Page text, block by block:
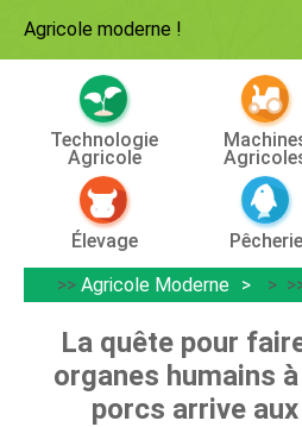
Agricole moderne !
Technologie
Agricole
Élevage Pêcherie
>> Agricole Moderne >
La quête pour
organes humains
porcs arrive